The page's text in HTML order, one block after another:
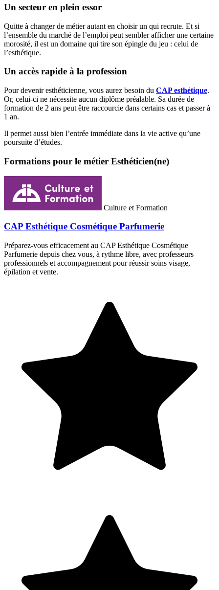
Un secteur en plein essor
Quitte à changer de métier autant en choisir un qui recrute. Et si
l’ensemble du marché de l’emploi peut sembler afficher une certaine
morosité, il est un domaine qui tire son épingle du jeu : celui de
l’esthétique.
Un accès rapide à la profession
Pour devenir esthéticienne, vous aurez besoin du CAP esthétique.
Or, celui-ci ne nécessite aucun diplôme préalable. Sa durée de
formation de 2 ans peut être raccourcie dans certains cas et passer à
1 an.
Il permet aussi bien l’entrée immédiate dans la vie active qu’une
poursuite d’études.
Formations pour le métier Esthéticien(ne)
Culture et Formation
CAP Esthétique Cosmétique Parfumerie
Préparez-vous efficacement au CAP Esthétique Cosmétique
Parfumerie depuis chez vous, à rythme libre, avec professeurs
professionnels et accompagnement pour réussir soins visage,
épilation et vente.